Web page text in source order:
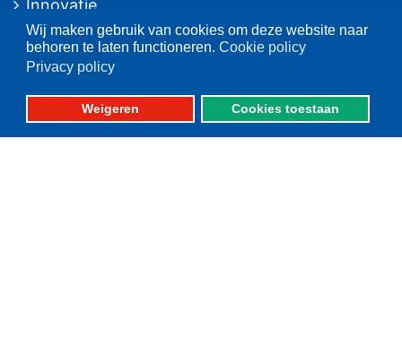
Wij maken gebruik van cookies om deze website naar
behoren te laten functioneren. Cookie policy
Privacy policy
Weigeren Cookies toestaan
Innovatie
Algemeen/Overig beleid
Vissers voor schone zee
Op deze website